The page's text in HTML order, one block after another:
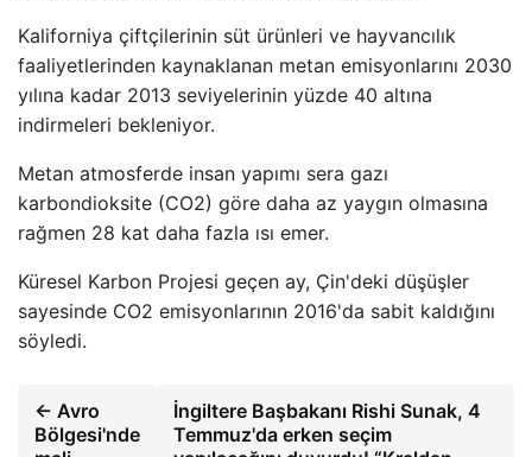
Kaliforniya çiftçilerinin süt ürünleri ve hayvancılık
faaliyetlerinden kaynaklanan metan emisyonlarını 2030
yılına kadar 2013 seviyelerinin yüzde 40 altına
indirmeleri bekleniyor.
Metan atmosferde insan yapımı sera gazı
karbondioksite (CO2) göre daha az yaygın olmasına
rağmen 28 kat daha fazla ısı emer.
Küresel Karbon Projesi geçen ay, Çin'deki düşüşler
sayesinde CO2 emisyonlarının 2016'da sabit kaldığını
söyledi.
← Avro
Bölgesi'nde
İngiltere Başbakanı Rishi Sunak, 4
Temmuz'da erken seçim